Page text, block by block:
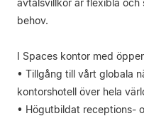
avtalsvillkor är flexibla
behov.
I Spaces kontor med
• Tillgång till vårt globala
kontorshotell över hela
• Högutbildat receptions-